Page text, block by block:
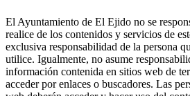
El Ayuntamiento de El Ejido no se
realice de los contenidos y servicios de
exclusiva responsabilidad de la persona
utilice. Igualmente, no asume
información contenida en sitios web de
acceder por enlaces o buscadores. Las